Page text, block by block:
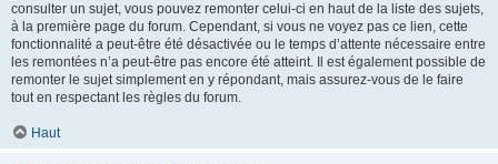
consulter un sujet, vous pouvez remonter celui-ci en haut de la liste des sujets,
à la première page du forum. Cependant, si vous ne voyez pas ce lien, cette
fonctionnalité a peut-être été désactivée ou le temps d’attente nécessaire entre
les remontées n’a peut-être pas encore été atteint. Il est également possible de
remonter le sujet simplement en y répondant, mais assurez-vous de le faire
tout en respectant les règles du forum.
Haut